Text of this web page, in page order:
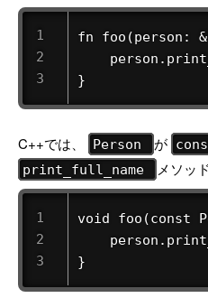
fn foo(person:
}
C++では、 Person が
print_full_name メソッ
void foo(const
}